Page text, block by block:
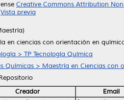
Creative Commons Attribution
Vista previa
en ciencias con orientación en
> TP Tecnología Química
Químicas > Maestría en Ciencias con
Creador
Email